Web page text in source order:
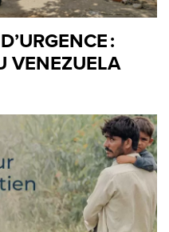
:
VENEZUELA